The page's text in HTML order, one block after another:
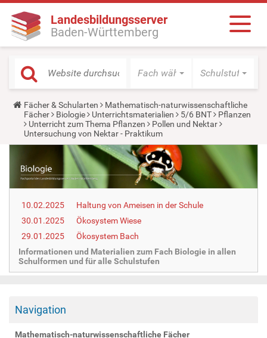
Landesbildungsserver
Baden-Württemberg
Fach wählen Schulstufe
Y
o
u
a
r
e
r
e
Fächer & Schularten
Mathematisch-naturwissenschaftliche
Fächer
Biologie Unterrichtsmaterialien 5/6 BNT
Pflanzen
Unterricht zum Thema Pflanzen
Pollen und Nektar
Untersuchung von Nektar - Praktikum
10.02.2025
Haltung von Ameisen in der Schule
30.01.2025
Ökosystem Wiese
29.01.2025
Ökosystem Bach
Informationen und Materialien zum Fach Biologie in allen
Schulformen und für alle Schulstufen
Navigation
Mathematisch-naturwissenschaftliche Fächer